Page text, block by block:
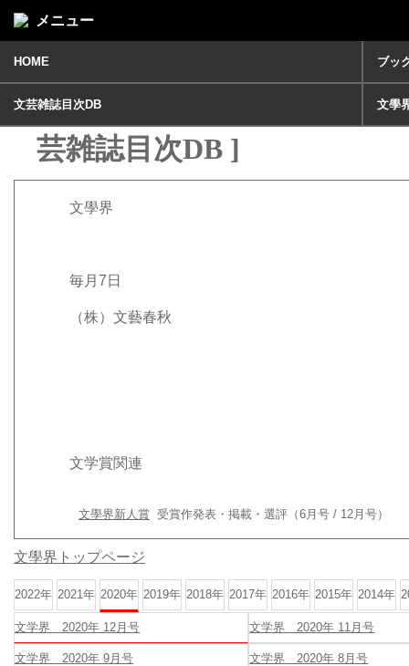
メニュー
HOME ブッ
文芸雑誌目次DB 文學
文学界 2020年 12月号 [ 文
芸雑誌目次DB ]
文學界
毎月7日
（株）文藝春秋
文学賞関連
文學界新人賞 受賞作発表・掲載・選評（6月号 / 12月号）
文學界トップページ
2022年 2021年 2020年 2019年 2018年 2017年 2016年 2015年 2014年
文学界 2020年 12月号 文学界 2020年 11月号
文学界 2020年 9月号 文学界 2020年 8月号